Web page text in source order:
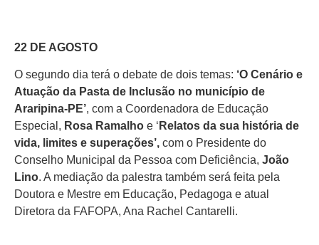
22 DE AGOSTO
O segundo dia terá o debate de dois temas: ‘O Cenário e
Atuação da Pasta de Inclusão no município de
Araripina-PE’, com a Coordenadora de Educação
Especial, Rosa Ramalho e ‘ Relatos da sua história de
vida, limites e superações’, com o Presidente do
Conselho Municipal da Pessoa com Deficiência, João
Lino. A mediação da palestra também será feita pela
Doutora e Mestre em Educação, Pedagoga e atual
Diretora da FAFOPA, Ana Rachel Cantarelli.